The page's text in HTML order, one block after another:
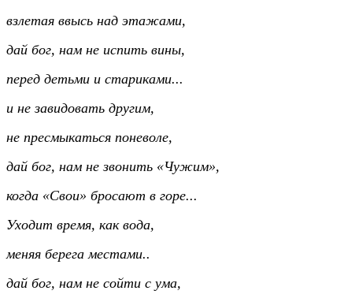
взлетая ввысь над этажами,
дай бог, нам не испить вины,
перед детьми и стариками...
и не завидовать другим,
не пресмыкаться поневоле,
дай бог, нам не звонить «Чужим»,
когда «Свои» бросают в горе...
Уходит время, как вода,
меняя берега местами..
дай бог, нам не сойти с ума,